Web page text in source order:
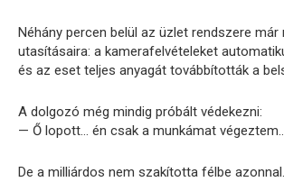
Néhány percen belül az üzlet rendszere már
utasításaira: a kamerafelvételeket
és az eset teljes anyagát továbbították a
A dolgozó még mindig próbált védekezni:
— Ő lopott… én csak a munkámat
De a milliárdos nem szakította félbe azonnal.